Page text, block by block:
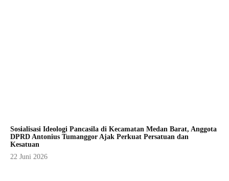
Sosialisasi Ideologi Pancasila di Kecamatan Medan Barat, Anggota
DPRD Antonius Tumanggor Ajak Perkuat Persatuan dan
Kesatuan
22 Juni 2026